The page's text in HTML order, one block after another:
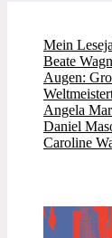
Mein
Beate
Augen:
Angela
Daniel
Caroline